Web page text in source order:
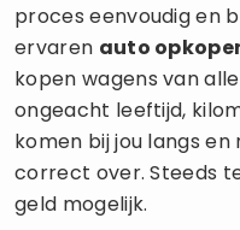
proces eenvoudig en
ervaren auto
kopen wagens van
ongeacht leeftijd,
komen bij jou langs
correct over. Steeds
geld mogelijk.